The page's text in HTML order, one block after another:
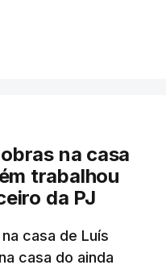
na casa
trabalhou
da PJ
casa de Luís
casa do ainda